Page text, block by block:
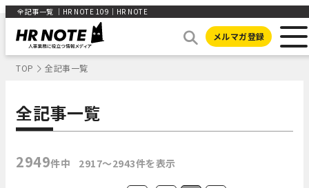
全記事一覧 ｜HR NOTE 109｜HR NOTE
メルマガ登録
TOP 全記事一覧
全記事一覧
2949件中 2917〜2943件を表示